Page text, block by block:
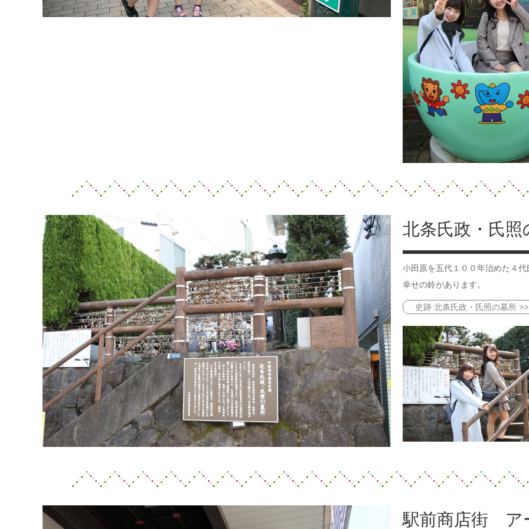
北条氏政・氏照
小田原を五代１００年治めた４
幸せの鈴があります。
史跡 北条氏政・氏照の墓所 >>
駅前商店街 ア